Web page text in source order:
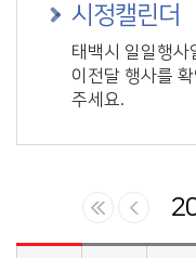
시정캘린더
태백시 일일행사
이전달 행사를
주세요.